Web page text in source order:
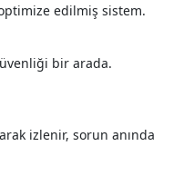
edilmiş sistem.
bir arada.
izlenir, sorun anında